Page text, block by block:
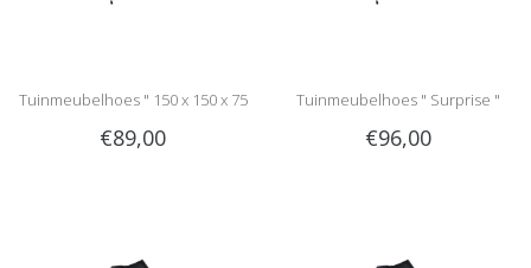
Tuinmeubelhoes " 150 x 150 x 75
cm "
€89,00
Tuinmeubelhoes " Surprise "
€96,00